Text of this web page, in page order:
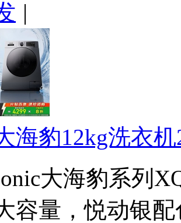
|
海豹12kg洗衣机
大海豹系列
容量，悦动银